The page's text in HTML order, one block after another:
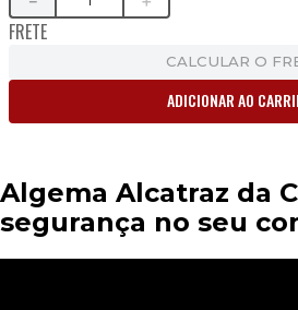
FRETE
CALCULAR O
ADICIONAR AO
Algema Alcatraz da
segurança no seu